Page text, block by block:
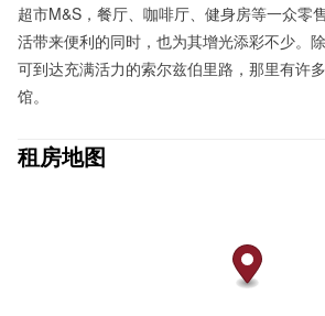
超市M&S，餐厅、咖啡厅、健身房等一众零
活带来便利的同时，也为其增光添彩不少。
可到达充满活力的索尔兹伯里路，那里有许
馆。
租房地图